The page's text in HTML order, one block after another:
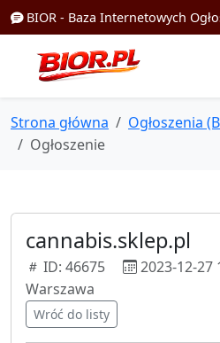
BIOR - Baza Internetowych
Strona główna Ogłoszenia
Ogłoszenie
cannabis.sklep.pl
ID: 46675
2023-12-27
Warszawa
Wróć do listy